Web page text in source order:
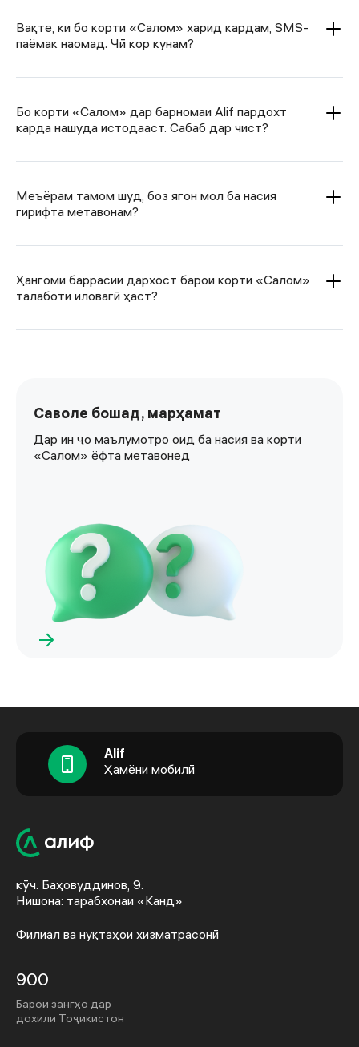
Вақте, ки бо корти «Салом» харид кардам, SMS-
паёмак наомад. Чӣ кор кунам?
Бо корти «Салом» дар барномаи Alif пардохт
карда нашуда истодааст. Сабаб дар чист?
Меъёрам тамом шуд, боз ягон мол ба насия
гирифта метавонам?
Ҳангоми баррасии дархост барои корти «Салом»
талаботи иловагӣ ҳаст?
Саволе бошад, марҳамат
Дар ин ҷо маълумотро оид ба насия ва корти
«Салом» ёфта метавонед
Alif
Ҳамёни мобилӣ
кӯч. Баҳовуддинов, 9.
Нишона: тарабхонаи «Канд»
Филиал ва нуқтаҳои хизматрасонӣ
900
Барои зангҳо дар
дохили Тоҷикистон